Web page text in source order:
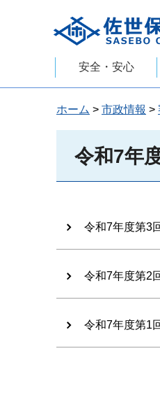
佐世保市
安全・安心
ホーム > 市政情報 >
令和7年
令和7年度第3
令和7年度第2
令和7年度第1